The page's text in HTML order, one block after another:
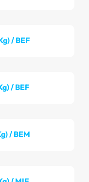
/ BEF
/ BEF
/ BEM